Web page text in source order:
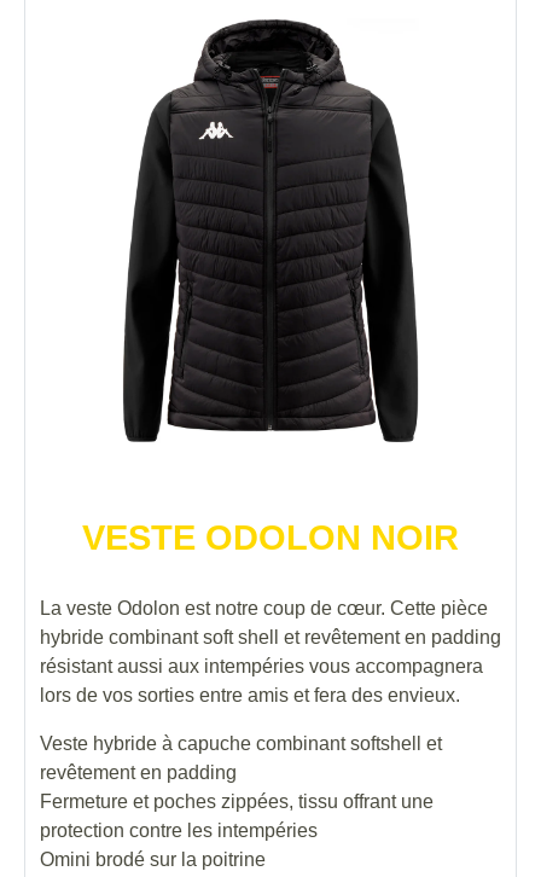
VESTE ODOLON NOIR
La veste Odolon est notre coup de cœur. Cette pièce
hybride combinant soft shell et revêtement en padding
résistant aussi aux intempéries vous accompagnera
lors de vos sorties entre amis et fera des envieux.
Veste hybride à capuche combinant softshell et
revêtement en padding
Fermeture et poches zippées, tissu offrant une
protection contre les intempéries
Omini brodé sur la poitrine